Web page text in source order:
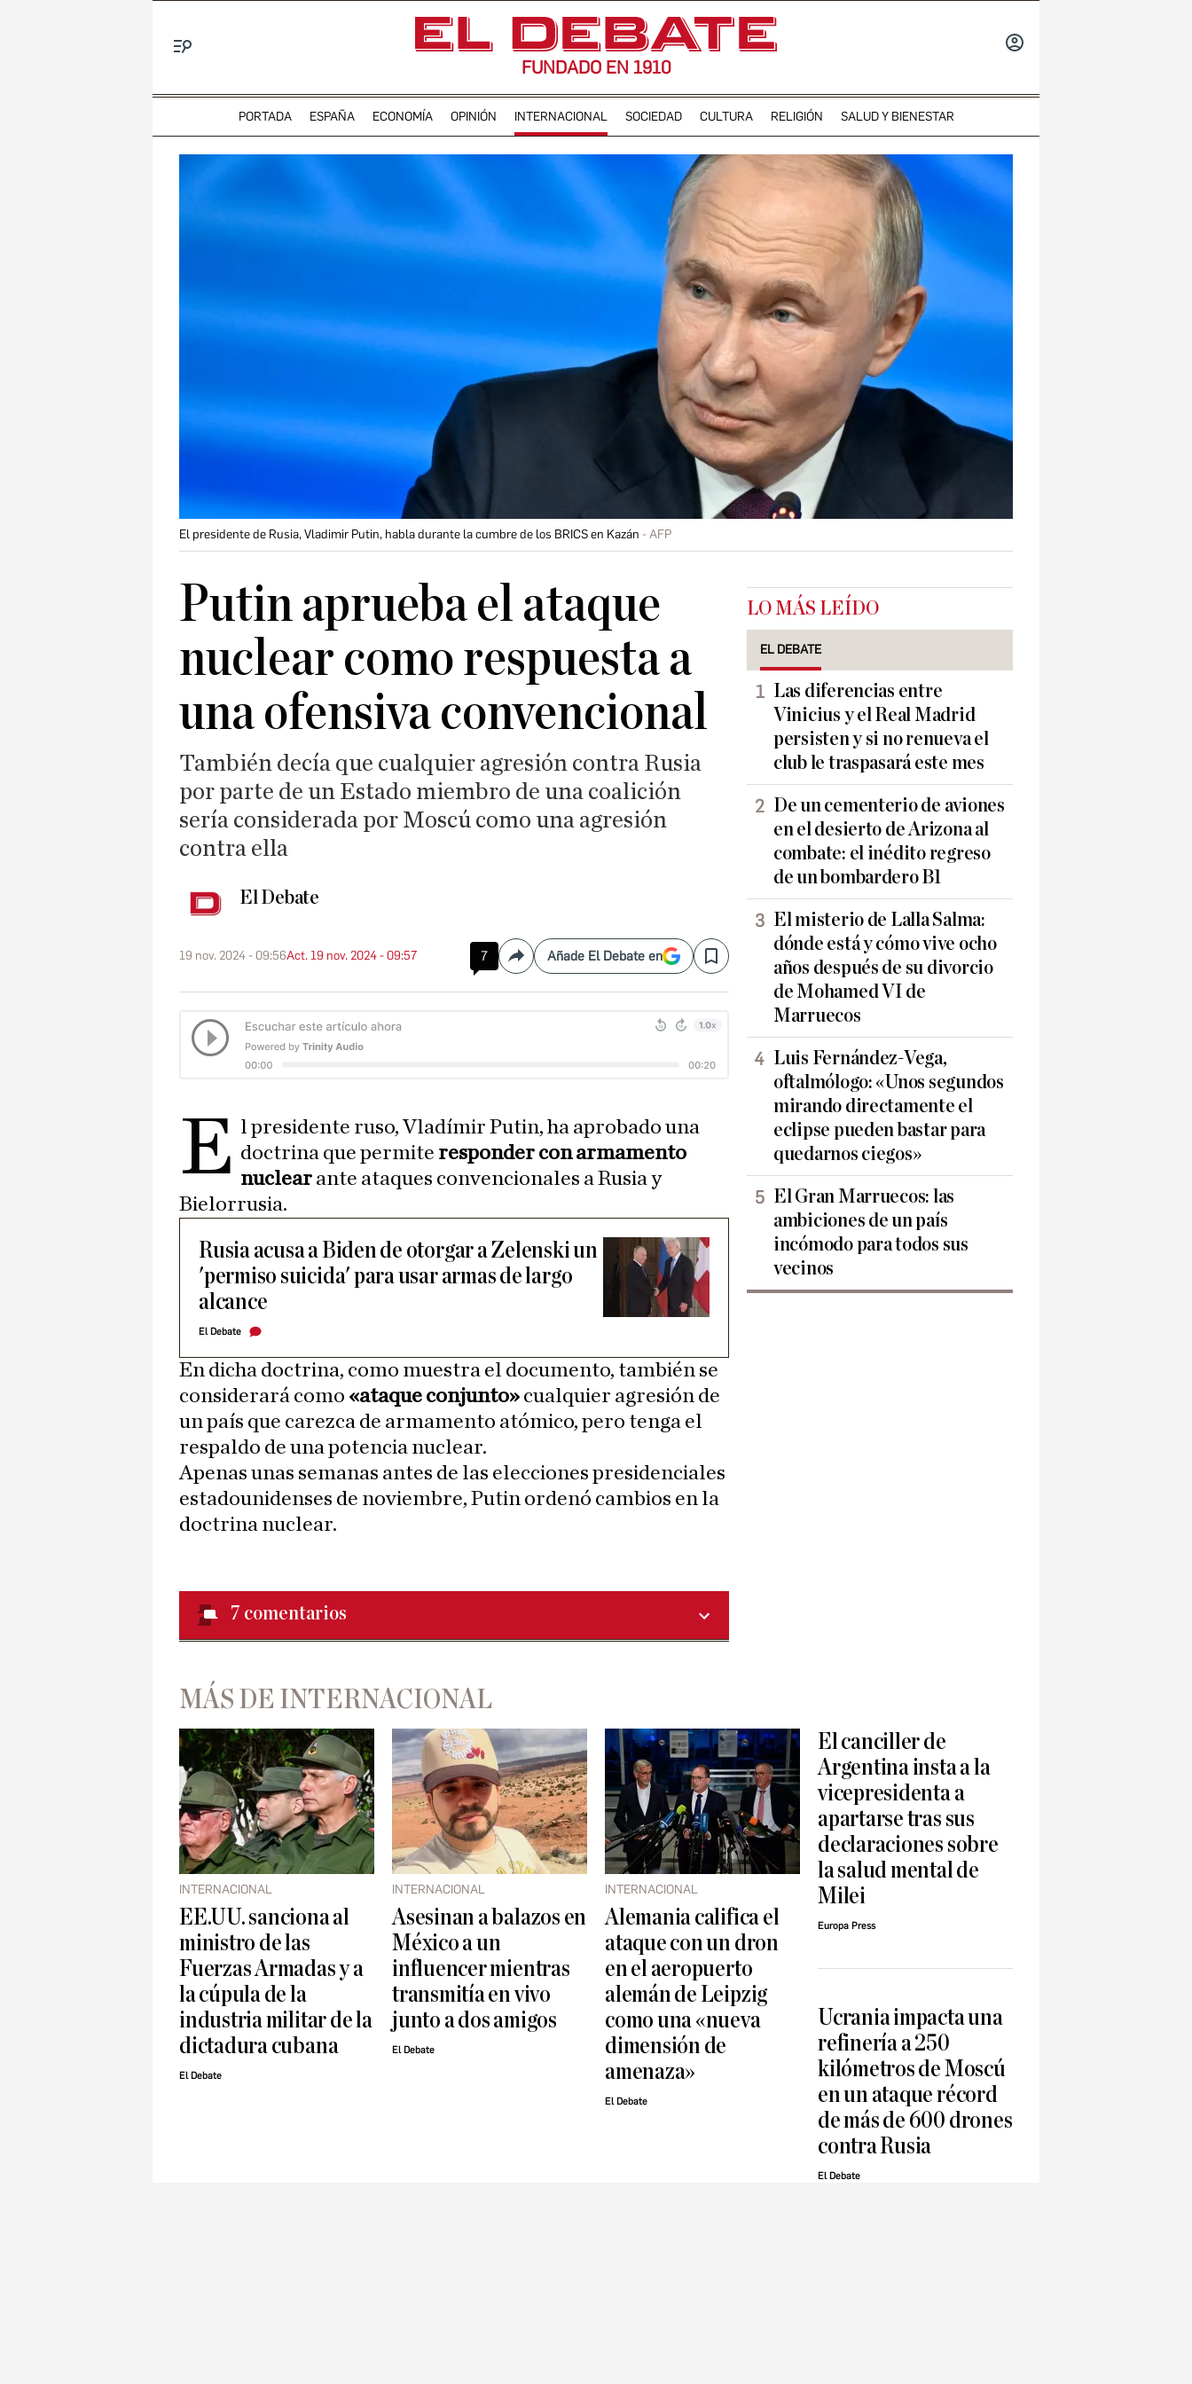
FUNDADO EN 1910
PORTADA ESPAÑA ECONOMÍA OPINIÓN INTERNACIONAL SOCIEDAD CULTURA RELIGIÓN SALUD Y BIENESTAR
El presidente de Rusia, Vladimir Putin, habla durante la cumbre de los BRICS en Kazán AFP
Putin aprueba el ataque
nuclear como respuesta a
una ofensiva convencional
También decía que cualquier agresión contra Rusia
por parte de un Estado miembro de una coalición
sería considerada por Moscú como una agresión
contra ella
El Debate
19 nov. 2024 - 09:56Act. 19 nov. 2024 - 09:57 7 CompartirAñade El Debate en Save
E l presidente ruso, Vladímir Putin, ha aprobado una
doctrina que permite responder con armamento
nuclear ante ataques convencionales a Rusia y
Bielorrusia.
Rusia acusa a Biden de otorgar a Zelenski un
'permiso suicida' para usar armas de largo
alcance
El Debate
En dicha doctrina, como muestra el documento, también se
considerará como «ataque conjunto» cualquier agresión de
un país que carezca de armamento atómico, pero tenga el
respaldo de una potencia nuclear.
Apenas unas semanas antes de las elecciones presidenciales
estadounidenses de noviembre, Putin ordenó cambios en la
doctrina nuclear.
7 comentarios
LO MÁS LEÍDO
EL DEBATE
Las diferencias entre
Vinicius y el Real Madrid
persisten y si no renueva el
club le traspasará este mes
De un cementerio de aviones
en el desierto de Arizona al
combate: el inédito regreso
de un bombardero B1
El misterio de Lalla Salma:
dónde está y cómo vive ocho
años después de su divorcio
de Mohamed VI de
Marruecos
Luis Fernández-Vega,
oftalmólogo: «Unos segundos
mirando directamente el
eclipse pueden bastar para
quedarnos ciegos»
El Gran Marruecos: las
ambiciones de un país
incómodo para todos sus
vecinos
MÁS DE INTERNACIONAL
INTERNACIONAL
EE.UU. sanciona al
ministro de las
Fuerzas Armadas y a
la cúpula de la
industria militar de la
dictadura cubana
El Debate
INTERNACIONAL
Asesinan a balazos en
México a un
influencer mientras
transmitía en vivo
junto a dos amigos
El Debate
INTERNACIONAL
Alemania califica el
ataque con un dron
en el aeropuerto
alemán de Leipzig
como una «nueva
dimensión de
amenaza»
El Debate
El canciller de
Argentina insta a la
vicepresidenta a
apartarse tras sus
declaraciones sobre
la salud mental de
Milei
Europa Press
Ucrania impacta una
refinería a 250
kilómetros de Moscú
en un ataque récord
de más de 600 drones
contra Rusia
El Debate